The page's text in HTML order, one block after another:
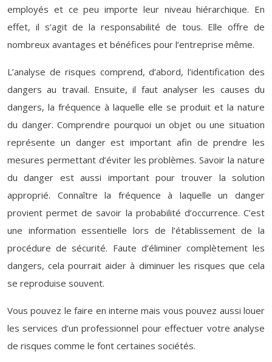
employés et ce peu importe leur niveau hiérarchique. En
effet, il s’agit de la responsabilité de tous. Elle offre de
nombreux avantages et bénéfices pour l’entreprise même.
L’analyse de risques comprend, d’abord, l’identification des
dangers au travail. Ensuite, il faut analyser les causes du
dangers, la fréquence à laquelle elle se produit et la nature
du danger. Comprendre pourquoi un objet ou une situation
représente un danger est important afin de prendre les
mesures permettant d’éviter les problèmes. Savoir la nature
du danger est aussi important pour trouver la solution
approprié. Connaître la fréquence à laquelle un danger
provient permet de savoir la probabilité d’occurrence. C’est
une information essentielle lors de l’établissement de la
procédure de sécurité. Faute d’éliminer complètement les
dangers, cela pourrait aider à diminuer les risques que cela
se reproduise souvent.
Vous pouvez le faire en interne mais vous pouvez aussi louer
les services d’un professionnel pour effectuer votre analyse
de risques comme le font certaines sociétés.